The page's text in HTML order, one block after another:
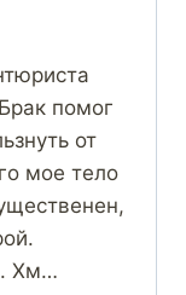
помог
от
мое тело
Хм…